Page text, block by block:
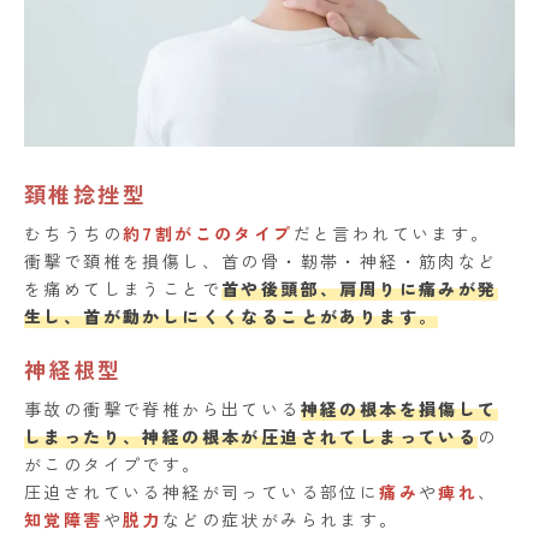
頚椎捻挫型
むちうちの約7割がこのタイプ だと言われています。
衝撃で頚椎を損傷し、首の骨・靭帯・神経・筋肉など
を痛めてしまうことで首や後頭部、肩周りに痛みが発
生し、首が動かしにくくなることがあります。
神経根型
事故の衝撃で脊椎から出ている 神経の根本を損傷して
しまったり、神経の根本が圧迫されてしまっているの
がこのタイプです。
圧迫されている神経が司っている部位に痛み や痺れ 、
知覚障害 や脱力 などの症状がみられます。